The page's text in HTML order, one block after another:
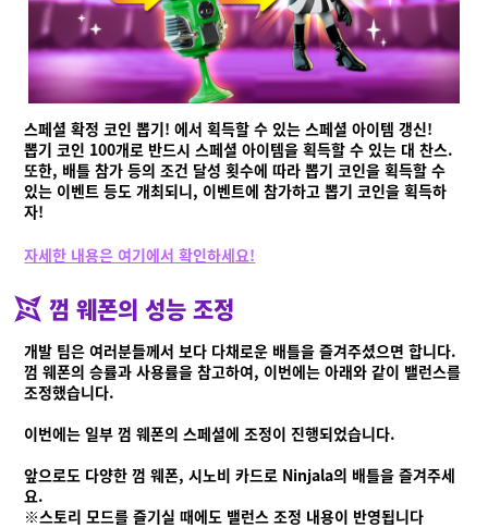
스페셜 확정 코인 뽑기! 에서 획득할 수 있는 스페셜 아이템 갱신!
뽑기 코인 100개로 반드시 스페셜 아이템을 획득할 수 있는 대 찬스.
또한, 배틀 참가 등의 조건 달성 횟수에 따라 뽑기 코인을 획득할 수
있는 이벤트 등도 개최되니, 이벤트에 참가하고 뽑기 코인을 획득하
자!
자세한 내용은 여기에서 확인하세요!
껌 웨폰의 성능 조정
개발 팀은 여러분들께서 보다 다채로운 배틀을 즐겨주셨으면 합니다.
껌 웨폰의 승률과 사용률을 참고하여, 이번에는 아래와 같이 밸런스를
조정했습니다.
이번에는 일부 껌 웨폰의 스페셜에 조정이 진행되었습니다.
앞으로도 다양한 껌 웨폰, 시노비 카드로 Ninjala의 배틀을 즐겨주세
요.
※스토리 모드를 즐기실 때에도 밸런스 조정 내용이 반영됩니다